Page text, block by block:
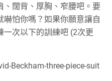
、闊背、厚胸、窄腰吧。要
怕你嗎？如果你願意讓自
一次以下的訓練吧 (2次更